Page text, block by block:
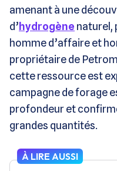
amenant à une
d’hydrogène naturel,
homme d’affaire et
propriétaire de
cette ressource est
campagne de forage
profondeur et
grandes quantités.
À LIRE AUSSI